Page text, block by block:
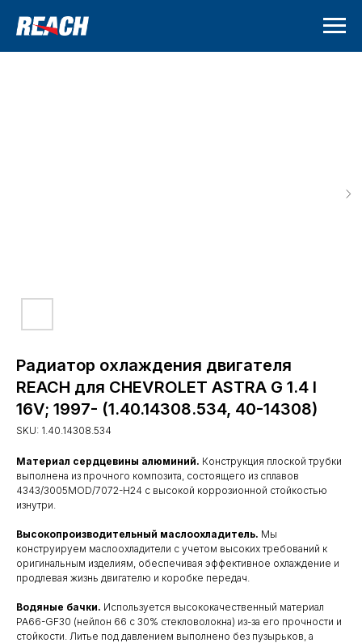
Радиатор охлаждения двигателя
REACH для CHEVROLET ASTRA G 1.4 I
16V; 1997- (1.40.14308.534, 40-14308)
SKU: 1.40.14308.534
Материал сердцевины алюминий. Конструкция плоской трубки
выполнена из прочного композита, состоящего из сплавов
4343/3005MOD/7072-H24 с высокой коррозионной стойкостью
изнутри.
Высокопроизводительный маслоохладитель. Мы
конструируем маслоохладители с учетом высоких требований к
оригинальным изделиям, обеспечивая эффективное охлаждение и
продлевая жизнь двигателю и коробке передач.
Водяные бачки. Используется высококачественный материал
PA66-GF30 (нейлон 66 с 30% стекловолокна) из-за его прочности и
стойкости. Литье под давлением выполнено без пузырьков, а